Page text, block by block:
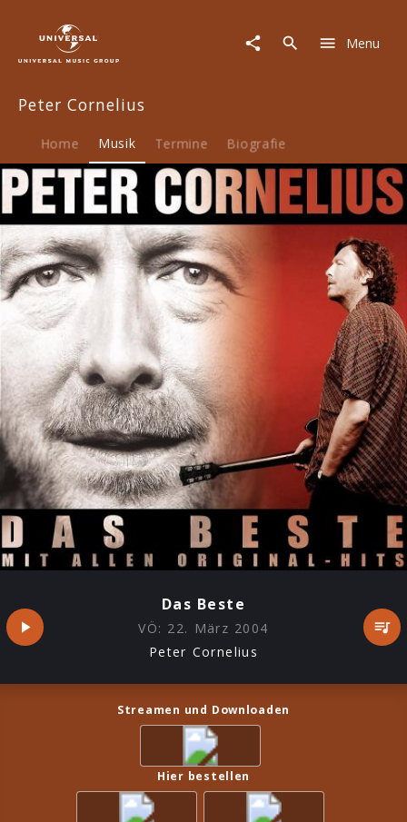
Cornelius
Musik
Das
Menu
Peter Cornelius
Home Musik Termine Biografie
Das Beste
VÖ: 22. März 2004
Peter Cornelius
Streamen und Downloaden
Hier bestellen